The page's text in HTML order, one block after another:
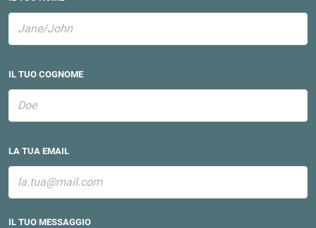
IL TUO COGNOME
LA TUA EMAIL
IL TUO MESSAGGIO